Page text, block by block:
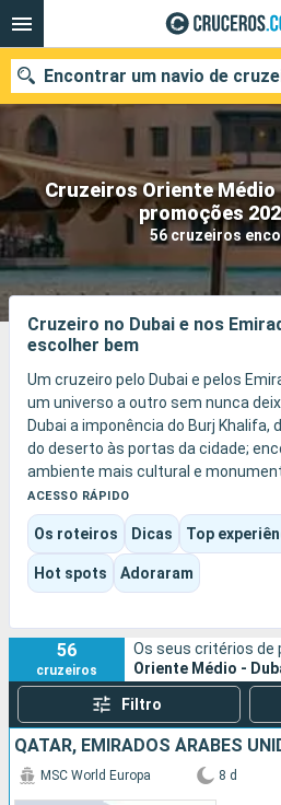
Cruzeiros Oriente Médio
promoções
56 cruzeiros
Encontrar um navio de
Quando ir?
Data de partida
Cidades
Cruzeiro no Dubai e nos
escolher bem
Um cruzeiro pelo Dubai e pelos
um universo a outro sem nunca
Dubai a imponência do Burj
do deserto às portas da cidade;
ambiente mais cultural e
Abu Dhabi ou da Grande Mesquita
experiência entre praias, ilhas
em Doha, Mascate ou nos fiordes
O destino combina com toda a
modernidade espetacular, cultura
podem privilegiar o entretenimento
proporcionar uma experiência mais
ACESSO RÁPIDO
Os roteiros Dicas Top
Hot spots Adoraram
56
cruzeiros
Os seus critérios de
Oriente Médio -
Filtro
QATAR, EMIRADOS ÁRABES
MSC World Europa 8 d